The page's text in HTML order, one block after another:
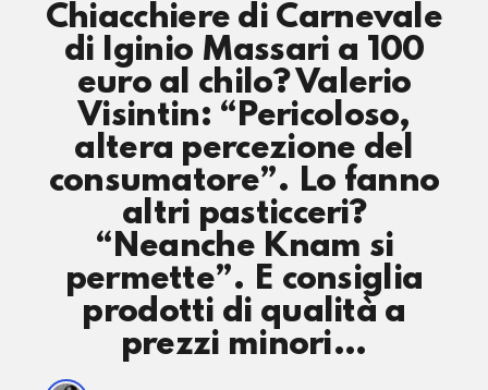
Chiacchiere di Carnevale
di Iginio Massari a 100
euro al chilo? Valerio
Visintin: “Pericoloso,
altera percezione del
consumatore”. Lo fanno
altri pasticceri?
“Neanche Knam si
permette”. E consiglia
prodotti di qualità a
prezzi minori…